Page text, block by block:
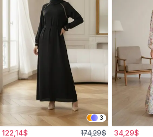
3
122,14$ 174,29$ 34,29$